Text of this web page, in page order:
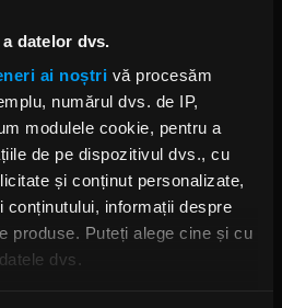
datelor dvs.
ai noștri vă procesăm
numărul dvs. de IP,
modulele cookie, pentru a
de pe dispozitivul dvs., cu
și conținut personalizate,
conținutului, informații despre
produse. Puteți alege cine și cu
dvs.